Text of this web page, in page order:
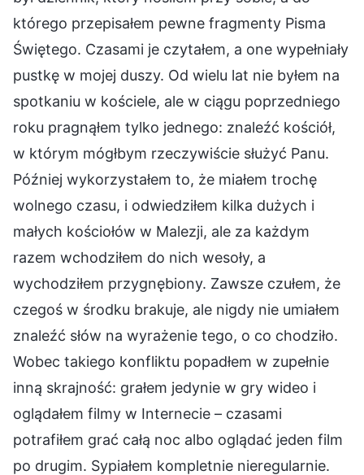
którego przepisałem pewne fragmenty Pisma
Świętego. Czasami je czytałem, a one wypełniały
pustkę w mojej duszy. Od wielu lat nie byłem na
spotkaniu w kościele, ale w ciągu poprzedniego
roku pragnąłem tylko jednego: znaleźć kościół,
w którym mógłbym rzeczywiście służyć Panu.
Później wykorzystałem to, że miałem trochę
wolnego czasu, i odwiedziłem kilka dużych i
małych kościołów w Malezji, ale za każdym
razem wchodziłem do nich wesoły, a
wychodziłem przygnębiony. Zawsze czułem, że
czegoś w środku brakuje, ale nigdy nie umiałem
znaleźć słów na wyrażenie tego, o co chodziło.
Wobec takiego konfliktu popadłem w zupełnie
inną skrajność: grałem jedynie w gry wideo i
oglądałem filmy w Internecie – czasami
potrafiłem grać całą noc albo oglądać jeden film
po drugim. Sypiałem kompletnie nieregularnie.